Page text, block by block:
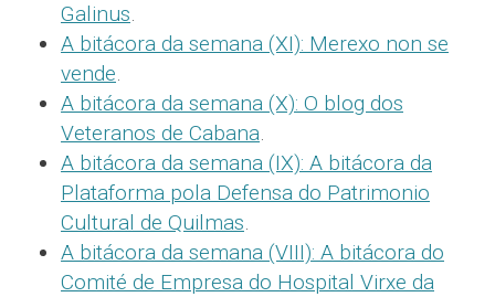
Galinus.
A bitácora da semana (XI): Merexo non se
vende.
A bitácora da semana (X): O blog dos
Veteranos de Cabana.
A bitácora da semana (IX): A bitácora da
Plataforma pola Defensa do Patrimonio
Cultural de Quilmas.
A bitácora da semana (VIII): A bitácora do
Comité de Empresa do Hospital Virxe da